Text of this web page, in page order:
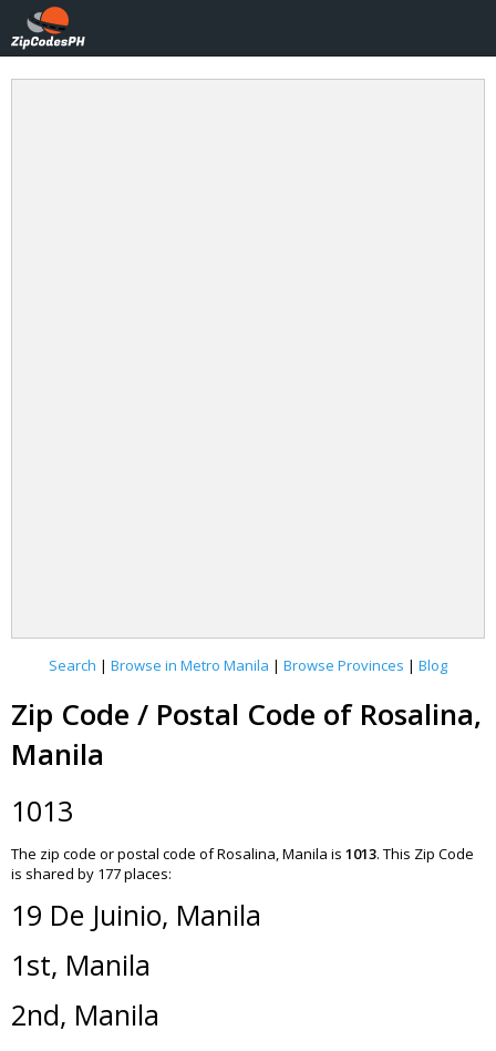
Search | Browse in Metro Manila | Browse Provinces | Blog
Zip Code / Postal Code of Rosalina,
Manila
1013
The zip code or postal code of Rosalina, Manila is 1013. This Zip Code
is shared by 177 places:
19 De Juinio, Manila
1st, Manila
2nd, Manila